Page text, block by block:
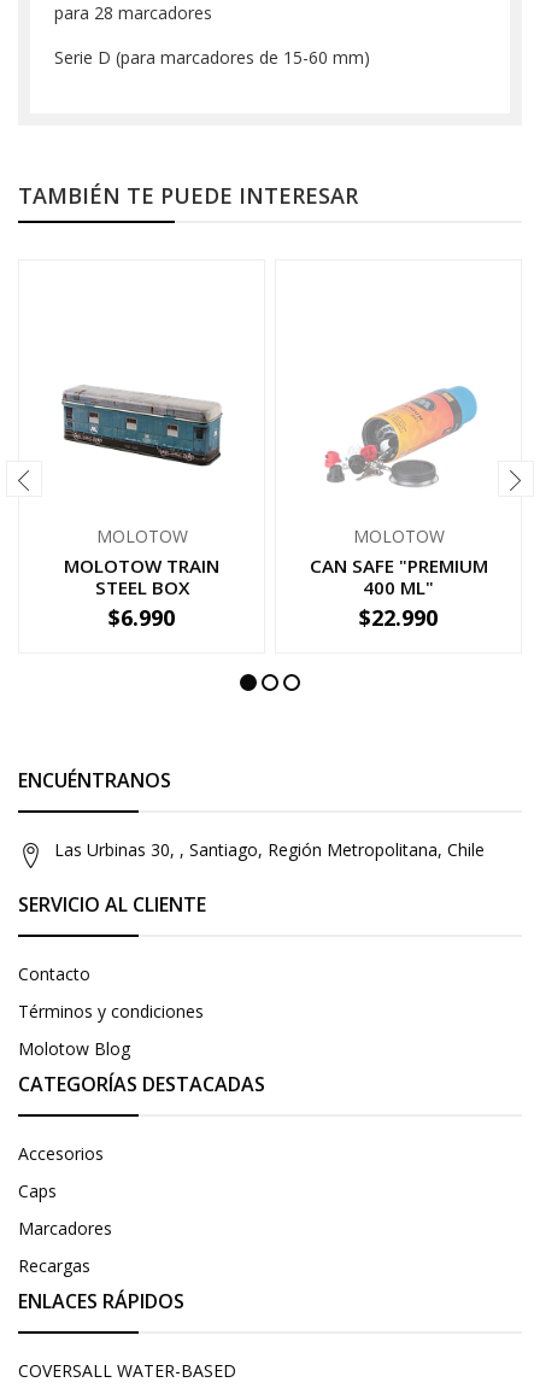
para 28 marcadores
Serie D (para marcadores de 15-60 mm)
TAMBIÉN TE PUEDE INTERESAR
MOLOTOW
MOLOTOW TRAIN
STEEL BOX
+
$6.990
MOLOTOW
CAN SAFE "PREMIUM
400 ML"
AGOTADO
$22.990
ENCUÉNTRANOS
Las Urbinas 30, , Santiago, Región Metropolitana, Chile
SERVICIO AL CLIENTE
Contacto
Términos y condiciones
Molotow Blog
CATEGORÍAS DESTACADAS
Accesorios
Caps
Marcadores
Recargas
ENLACES RÁPIDOS
COVERSALL WATER-BASED